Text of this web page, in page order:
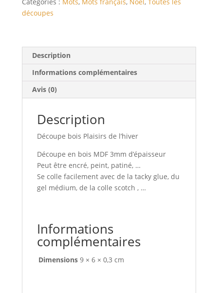
découpes
Description
Informations complémentaires
Avis (0)
Description
Découpe bois Plaisirs de l’hiver
Découpe en bois MDF 3mm d’épaisseur
Peut être encré, peint, patiné, …
Se colle facilement avec de la tacky glue, du
gel médium, de la colle scotch , …
Informations
complémentaires
Dimensions 9 × 6 × 0,3 cm